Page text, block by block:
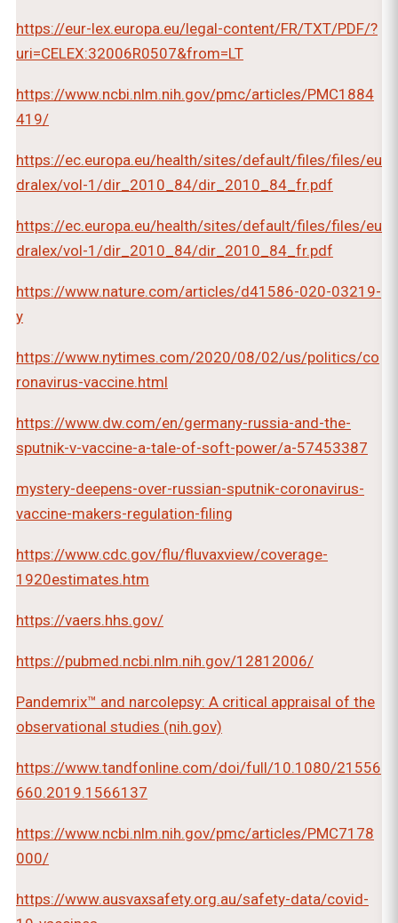
https://eur-lex.europa.eu/legal-content/FR/TXT/PDF/?
uri=CELEX:32006R0507&from=LT
https://www.ncbi.nlm.nih.gov/pmc/articles/PMC1884
419/
https://ec.europa.eu/health/sites/default/files/files/eu
dralex/vol-1/dir_2010_84/dir_2010_84_fr.pdf
https://ec.europa.eu/health/sites/default/files/files/eu
dralex/vol-1/dir_2010_84/dir_2010_84_fr.pdf
https://www.nature.com/articles/d41586-020-03219-
y
https://www.nytimes.com/2020/08/02/us/politics/co
ronavirus-vaccine.html
https://www.dw.com/en/germany-russia-and-the-
sputnik-v-vaccine-a-tale-of-soft-power/a-57453387
mystery-deepens-over-russian-sputnik-coronavirus-
vaccine-makers-regulation-filing
https://www.cdc.gov/flu/fluvaxview/coverage-
1920estimates.htm
https://vaers.hhs.gov/
https://pubmed.ncbi.nlm.nih.gov/12812006/
Pandemrix™ and narcolepsy: A critical appraisal of the
observational studies (nih.gov)
https://www.tandfonline.com/doi/full/10.1080/21556
660.2019.1566137
https://www.ncbi.nlm.nih.gov/pmc/articles/PMC7178
000/
https://www.ausvaxsafety.org.au/safety-data/covid-